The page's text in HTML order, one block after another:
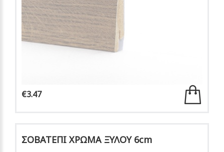
€3.47
ΣΟΒΑΤΕΠΙ ΧΡΩΜΑ ΞΥΛΟΥ 6cm